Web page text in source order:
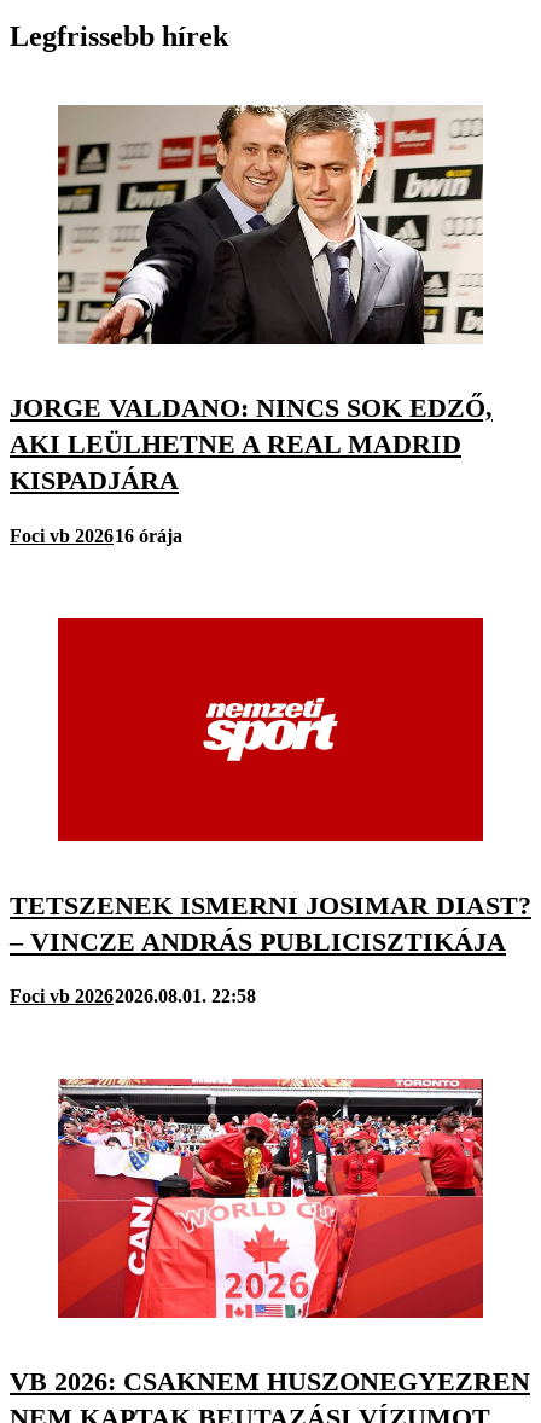
Legfrissebb hírek
JORGE VALDANO: NINCS SOK EDZŐ,
AKI LEÜLHETNE A REAL MADRID
KISPADJÁRA
Foci vb 202616 órája
TETSZENEK ISMERNI JOSIMAR DIAST?
– VINCZE ANDRÁS PUBLICISZTIKÁJA
Foci vb 20262026.08.01. 22:58
VB 2026: CSAKNEM HUSZONEGYEZREN